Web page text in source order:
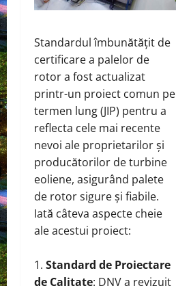
Standardul îmbunătățit de
certificare a palelor de
rotor a fost actualizat
printr-un proiect comun pe
termen lung (JIP) pentru a
reflecta cele mai recente
nevoi ale proprietarilor și
producătorilor de turbine
eoliene, asigurând palete
de rotor sigure și fiabile.
Iată câteva aspecte cheie
ale acestui proiect:
Standard de Proiectare
de Calitate: DNV a revizuit